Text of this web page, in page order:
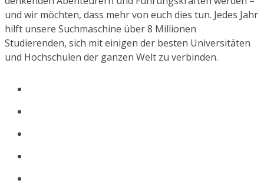
und wir möchten, dass mehr von euch dies tun. Jedes Jahr
hilft unsere Suchmaschine über 8 Millionen
Studierenden, sich mit einigen der besten Universitäten
und Hochschulen der ganzen Welt zu verbinden.